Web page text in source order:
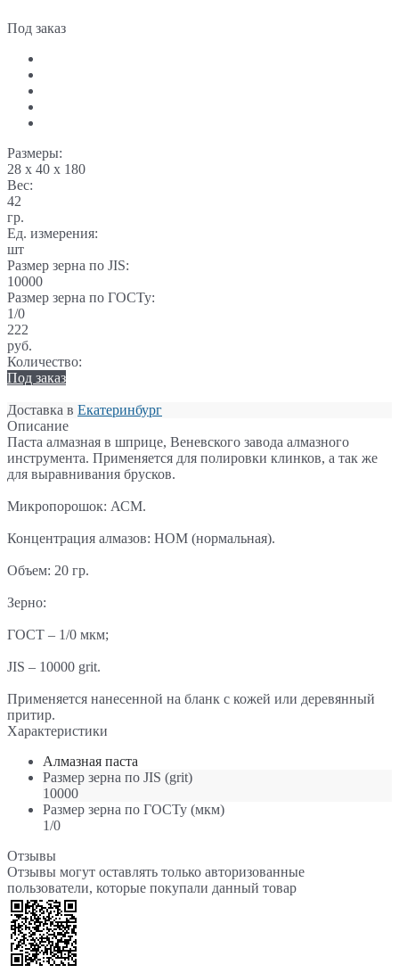
Под заказ
Размеры:
28 x 40 x 180
Вес:
42
гр.
Ед. измерения:
шт
Размер зерна по JIS:
10000
Размер зерна по ГОСТу:
1/0
222
руб.
Количество:
Под заказ
Доставка в Екатеринбург
Описание
Паста алмазная в шприце, Веневского завода алмазного
инструмента. Применяется для полировки клинков, а так же
для выравнивания брусков.
Микропорошок: АСМ.
Концентрация алмазов: НОМ (нормальная).
Объем: 20 гр.
Зерно:
ГОСТ – 1/0 мкм;
JIS – 10000 grit.
Применяется нанесенной на бланк с кожей или деревянный
притир.
Характеристики
Алмазная паста
Размер зерна по JIS (grit)
10000
Размер зерна по ГОСТу (мкм)
1/0
Отзывы
Отзывы могут оставлять только авторизованные
пользователи, которые покупали данный товар